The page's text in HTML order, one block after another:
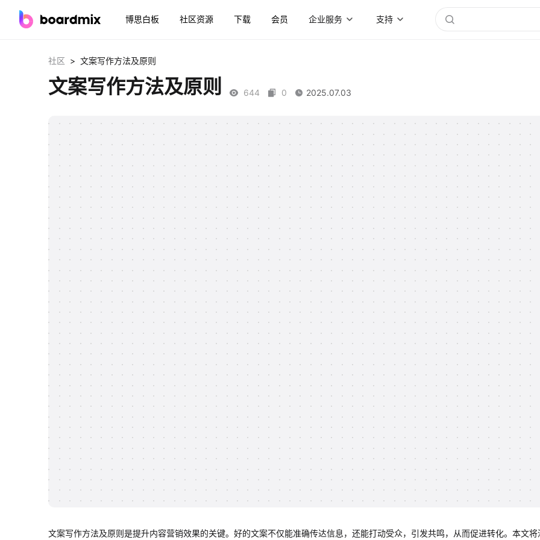
博思白板 社区资源 下载 会员 企业服务 支持
社区 > 文案写作方法及原则
文案写作方法及原则 644 0 2025.07.03
文案写作方法及原则是提升内容营销效果的关键。好的文案不仅能准确传达信息，还能打动受众，引发共鸣，从而促进转化。本文将